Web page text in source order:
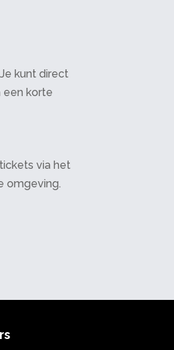
kunt direct
een korte
via het
omgeving.